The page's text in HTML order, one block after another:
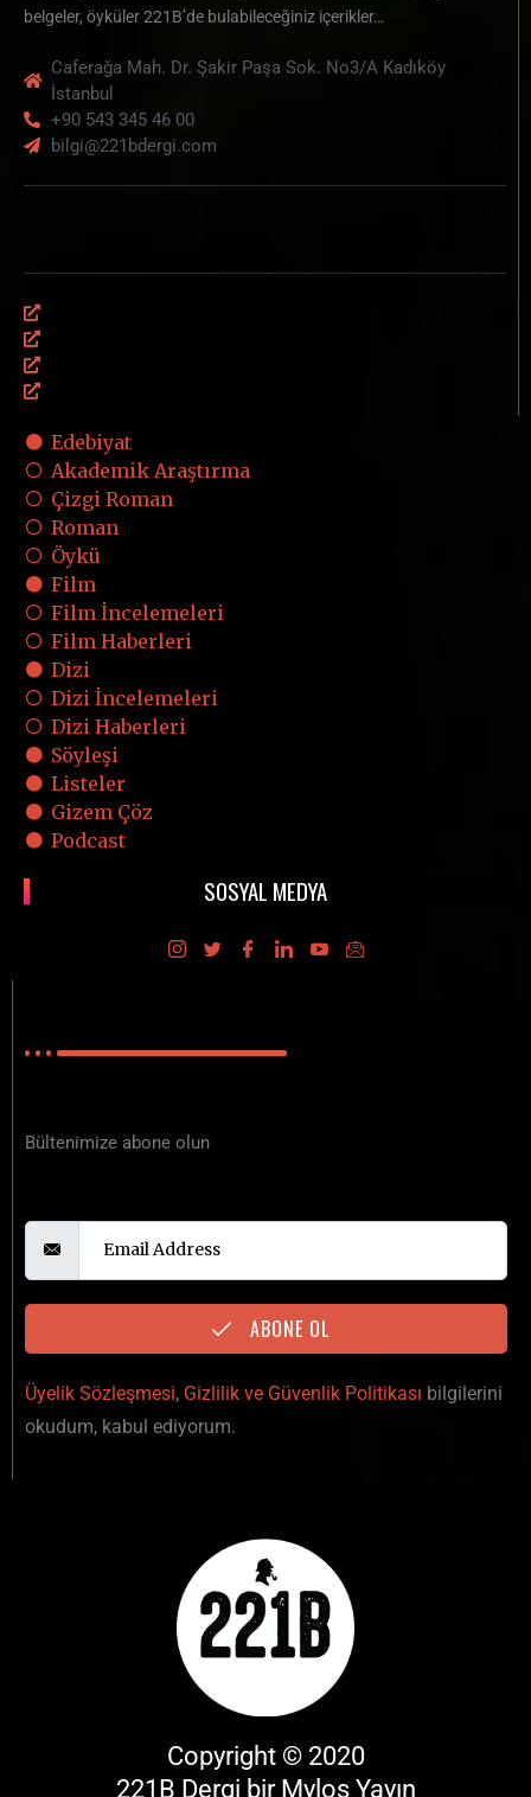
belgeler, öyküler 221B’de bulabileceğiniz içerikler…
Caferağa Mah. Dr. Şakir Paşa Sok. No3/A Kadıköy
İstanbul
+90 543 345 46 00
bilgi@221bdergi.com
Edebiyat
Akademik Araştırma
Çizgi Roman
Roman
Öykü
Film
Film İncelemeleri
Film Haberleri
Dizi
Dizi İncelemeleri
Dizi Haberleri
Söyleşi
Listeler
Gizem Çöz
Podcast
SOSYAL MEDYA
Bültenimize abone olun
ABONE OL
Üyelik Sözleşmesi, Gizlilik ve Güvenlik Politikası bilgilerini
okudum, kabul ediyorum.
Copyright © 2020
221B Dergi bir Mylos Yayın